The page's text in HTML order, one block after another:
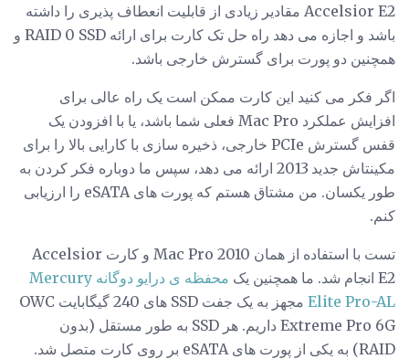
Accelsior E2 مقادیر زیادی از قابلیت انعطاف پذیری را داشته
باشد و اجازه می دهد راه حل تک کارت برای ارائه RAID 0 SSD و
همچنین دو پورت برای گسترش خارجی باشد.
اگر فکر می کنید این کارت ممکن است یک راه عالی برای
افزایش عملکرد Mac Pro فعلی شما باشد، یا با افزودن یک
قفس گسترش PCIe خارجی، ذخیره سازی با کارایی بالا را برای
مکینتاش جدید 2013 ارائه می دهد، سپس ما دوباره فکر کردن به
طور یکسان. من مشتاق هستم که پورت های eSATA را ارزیابی
کنم.
تست با استفاده از همان Mac Pro 2010 و کارت Accelsior
E2 انجام شد. ما همچنین یک
محفظه ی درایو دوگانه Mercury
Elite Pro-AL
مجهز به یک جفت SSD های 240 گیگابایت OWC
Extreme Pro 6G داریم. هر SSD به طور مستقل (بدون
RAID) به یکی از پورت های eSATA بر روی کارت متصل شد.